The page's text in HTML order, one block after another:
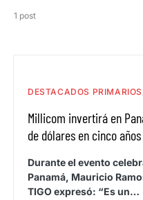
1 post
DESTACADOS PRIMARIOS
Millicom invertirá en
de dólares en cinco años
Durante el evento
Panamá, Mauricio
TIGO expresó: “Es un…